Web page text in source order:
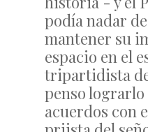
podía nadar
mantener su
espacio en el
tripartidista
penso lograrlo
acuerdos con